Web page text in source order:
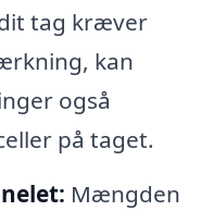
tag kræver
kan
også
på taget.
Mængden